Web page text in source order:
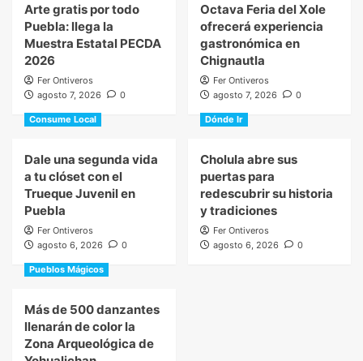
Arte gratis por todo
Puebla: llega la
Muestra Estatal PECDA
2026
Fer Ontiveros
agosto 7, 2026
0
Octava Feria del Xole
ofrecerá experiencia
gastronómica en
Chignautla
Fer Ontiveros
agosto 7, 2026
0
Consume Local
Dale una segunda vida
a tu clóset con el
Trueque Juvenil en
Puebla
Fer Ontiveros
agosto 6, 2026
0
Dónde Ir
Cholula abre sus
puertas para
redescubrir su historia
y tradiciones
Fer Ontiveros
agosto 6, 2026
0
Pueblos Mágicos
Más de 500 danzantes
llenarán de color la
Zona Arqueológica de